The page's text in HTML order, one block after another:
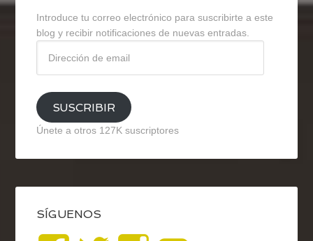
Introduce tu correo electrónico para suscribirte a este
blog y recibir notificaciones de nuevas entradas.
email
SUSCRIBIR
Únete a otros 127K suscriptores
SÍGUENOS